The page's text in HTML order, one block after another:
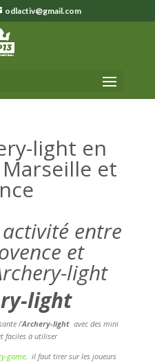
odlactiv@gmail.com
light en
et
entre
et
light
light
l’Archery-light avec des mini
faciles à utiliser
game, il faut tirer sur les joueurs